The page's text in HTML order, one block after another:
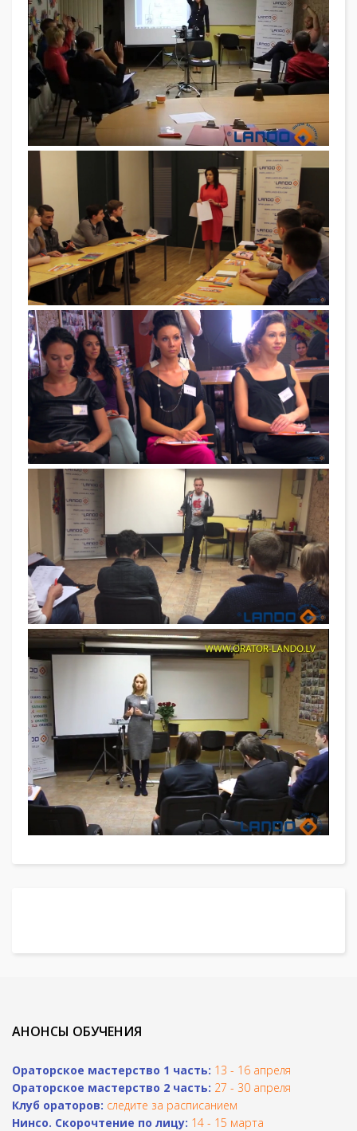
АНОНСЫ ОБУЧЕНИЯ
Ораторское мастерство 1 часть: 13 - 16 апреля
Ораторское мастерство 2 часть: 27 - 30 апреля
Клуб ораторов: следите за расписанием
Нинсо. Скорочтение по лицу: 14 - 15 марта